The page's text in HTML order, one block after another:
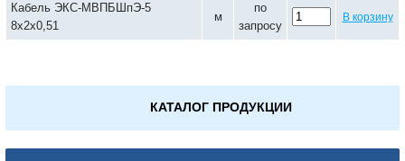
Кабель ЭКС-МВПБШпЭ-5
8х2х0,51
м
по
запросу
В корзину
КАТАЛОГ ПРОДУКЦИИ